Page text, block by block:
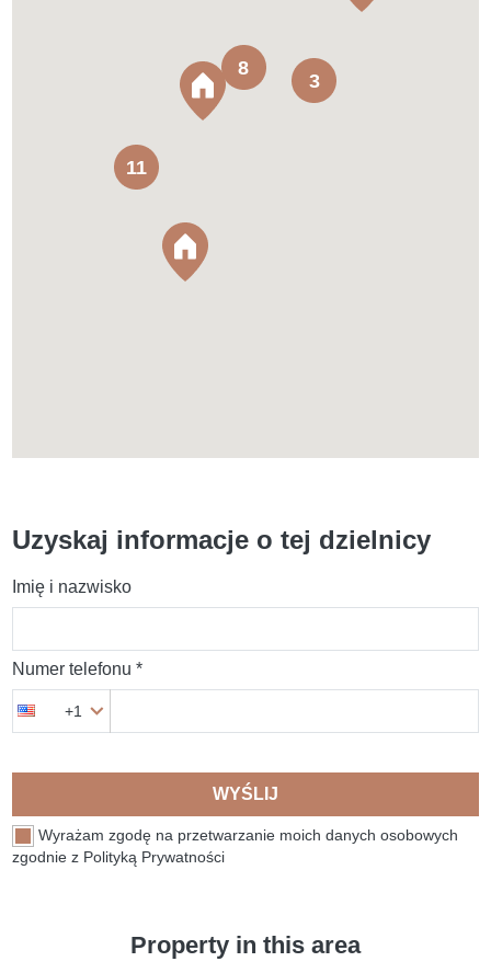
8
11
3
Uzyskaj informacje o tej dzielnicy
Imię i nazwisko
Numer telefonu *
+1
WYŚLIJ
Wyrażam zgodę na przetwarzanie moich danych osobowych
zgodnie z Polityką Prywatności
Property in this area